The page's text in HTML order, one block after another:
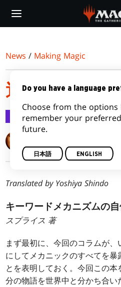
main
News / Making Magic
連繋的な人生
Making Magic 2004/09/13
Translated by Yoshiya Shindo
キーワードメカニズムの
スプライス 著
まず最初に、今回のコラムが
にしてメカニックのすべてを暴
とを表明しておく。今回この
分の物語を世界中と分かち合
Do you have a language
Choose from the options
remember your
future.
日本語 ENGLISH